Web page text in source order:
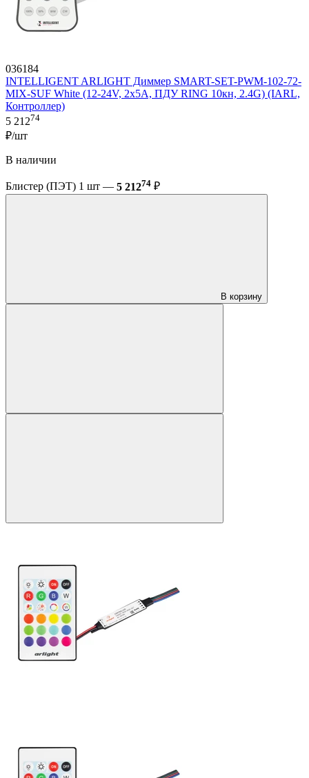
036184
INTELLIGENT ARLIGHT Диммер SMART-SET-PWM-102-72-
MIX-SUF White (12-24V, 2x5A, ПДУ RING 10кн, 2.4G) (IARL,
Контроллер)
5 21274
₽/шт
В наличии
Блистер (ПЭТ) 1 шт — 5 21274 ₽
В корзину